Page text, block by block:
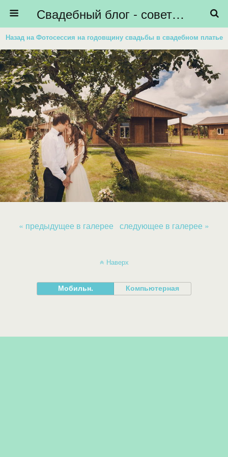
Свадебный блог - советы невестам, подготовка к свадьбе - HiBride
Назад на Фотосессия на годовщину свадьбы в свадебном платье
« предыдущее в галерее следующее в галерее »
Наверх
Мобильн. Компьютерная